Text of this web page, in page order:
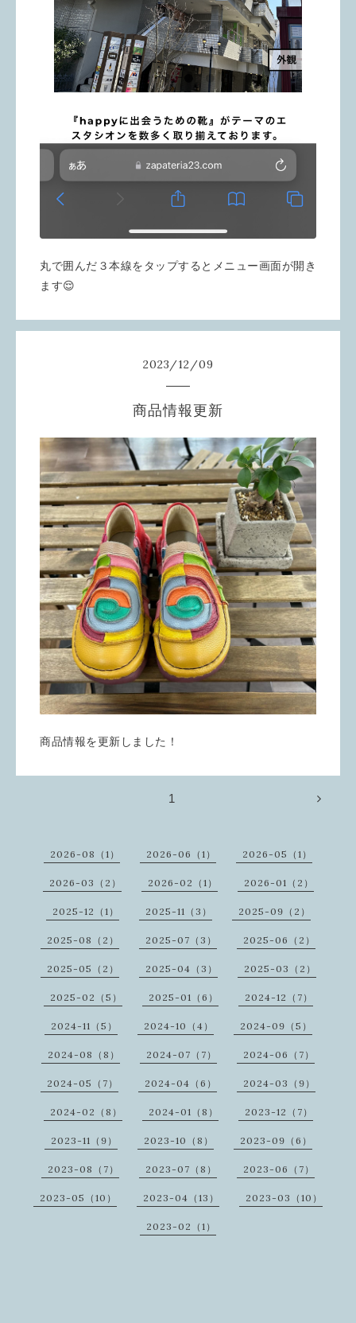
丸で囲んだ３本線をタップするとメニュー画面が開き
ます😌
2023/12/09
商品情報更新
商品情報を更新しました！
1
2026-08（1） 2026-06（1） 2026-05（1）
2026-03（2） 2026-02（1） 2026-01（2）
2025-12（1） 2025-11（3） 2025-09（2）
2025-08（2） 2025-07（3） 2025-06（2）
2025-05（2） 2025-04（3） 2025-03（2）
2025-02（5） 2025-01（6） 2024-12（7）
2024-11（5） 2024-10（4） 2024-09（5）
2024-08（8） 2024-07（7） 2024-06（7）
2024-05（7） 2024-04（6） 2024-03（9）
2024-02（8） 2024-01（8） 2023-12（7）
2023-11（9） 2023-10（8） 2023-09（6）
2023-08（7） 2023-07（8） 2023-06（7）
2023-05（10） 2023-04（13） 2023-03（10）
2023-02（1）